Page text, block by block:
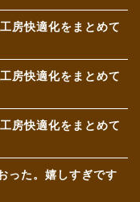
房快適化をまとめて
房快適化をまとめて
房快適化をまとめて
った。嬉しすぎです